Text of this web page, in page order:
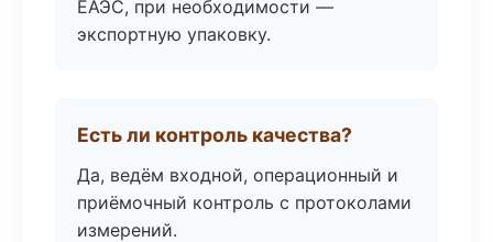
ЕАЭС, при необходимости —
экспортную упаковку.
Есть ли контроль качества?
Да, ведём входной, операционный и
приёмочный контроль с протоколами
измерений.